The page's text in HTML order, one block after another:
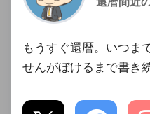
もうすぐ還暦。いつま
せんがぼけるまで書き